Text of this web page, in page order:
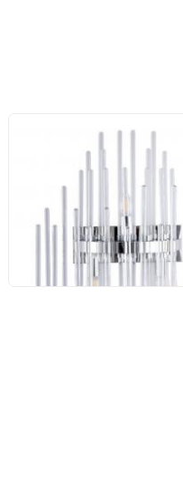
Бра Divinare Bianca
6043/02 AP-3
24 990 руб.